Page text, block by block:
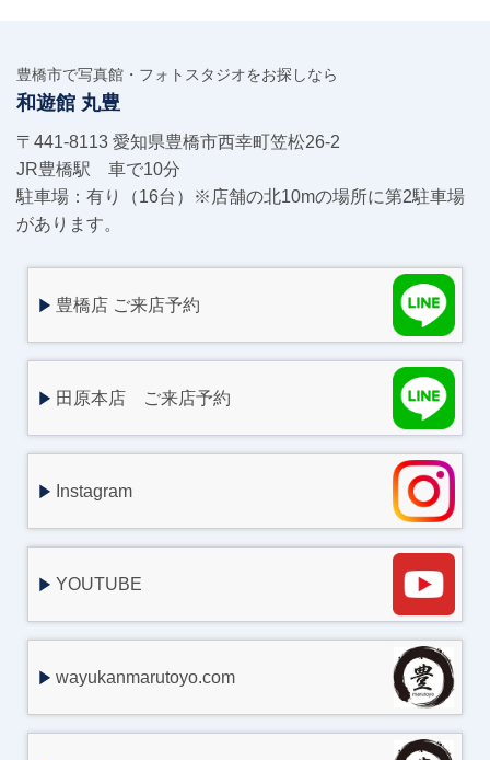
豊橋市で写真館・フォトスタジオをお探しなら
和遊館 丸豊
〒441-8113 愛知県豊橋市西幸町笠松26-2
JR豊橋駅 車で10分
駐車場：有り（16台）※店舗の北10mの場所に第2駐車場
があります。
豊橋店 ご来店予約
田原本店 ご来店予約
Instagram
YOUTUBE
wayukanmarutoyo.com